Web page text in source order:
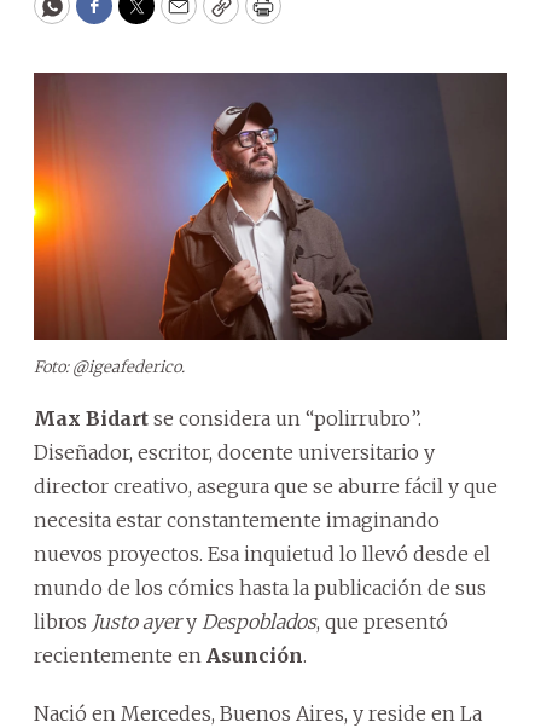
WhatsApp
Facebook
Twitter
EmailCopyPrint
Foto: @igeafederico.
Max Bidart se considera un “polirrubro”.
Diseñador, escritor, docente universitario y
director creativo, asegura que se aburre fácil y que
necesita estar constantemente imaginando
nuevos proyectos. Esa inquietud lo llevó desde el
mundo de los cómics hasta la publicación de sus
libros Justo ayery Despoblados, que presentó
recientemente en Asunción.
Nació en Mercedes, Buenos Aires, y reside en La